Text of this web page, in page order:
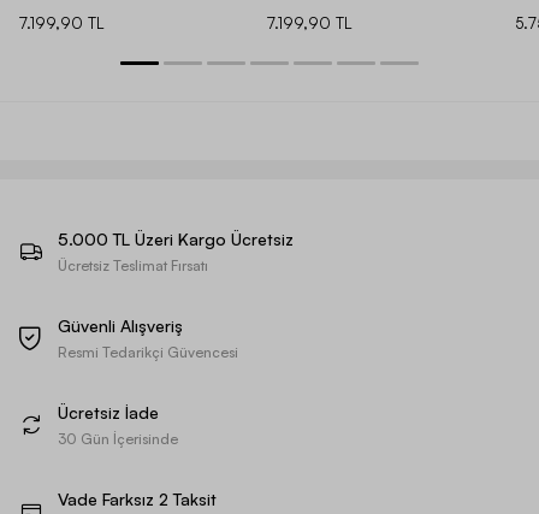
7.199,90 TL 7.199,90 TL
5.000 TL Üzeri Kargo Ücretsiz
Ücretsiz Teslimat Fırsatı
Güvenli Alışveriş
Resmi Tedarikçi Güvencesi
Ücretsiz İade
30 Gün İçerisinde
Vade Farksız 2 Taksit